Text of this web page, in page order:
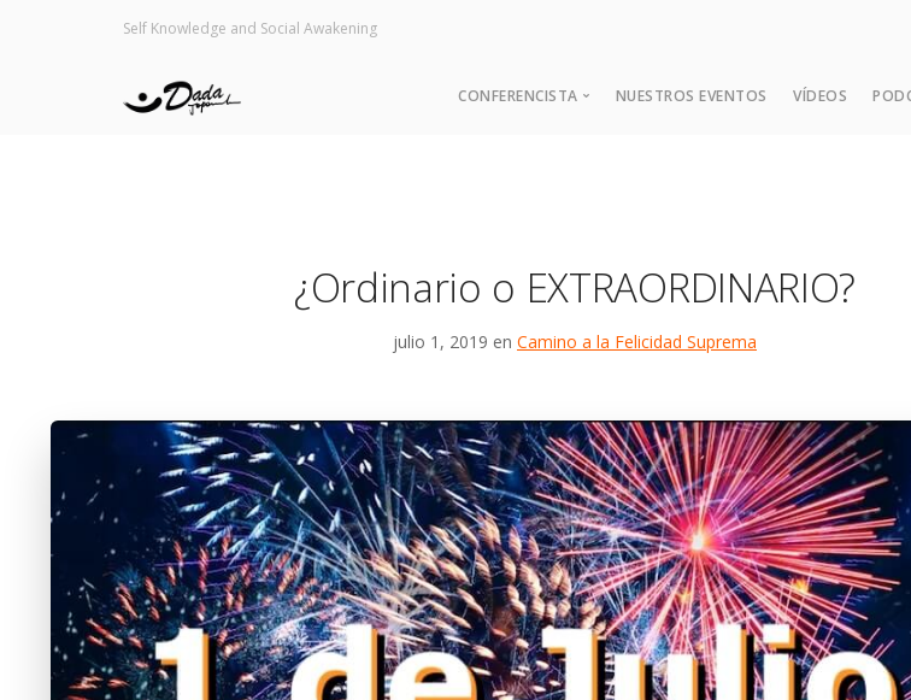
Self Knowledge and Social Awakening
CONFERENCISTA
Las
NUESTROS EVENTOS VÍDEOS
¿Ordinario o EXTRAORDINARIO?
julio 1, 2019 en Camino a la Felicidad Suprema